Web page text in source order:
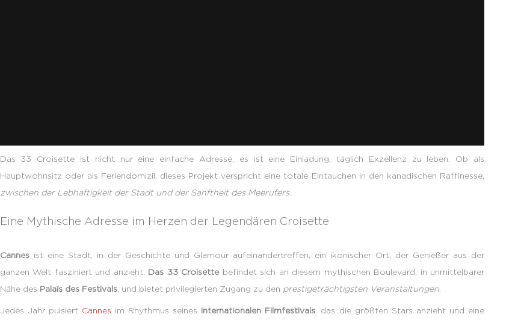
Das 33 Croisette ist nicht nur eine einfache Adresse, es ist eine Einladung, täglich Exzellenz zu leben. Ob als
Hauptwohnsitz oder als Feriendomizil, dieses Projekt verspricht eine totale Eintauchen in den kanadischen Raffinesse,
zwischen der Lebhaftigkeit der Stadt und der Sanftheit des Meerufers.
Eine Mythische Adresse im Herzen der Legendären Croisette
Cannesist eine Stadt, in der Geschichte und Glamour aufeinandertreffen, ein ikonischer Ort, der Genießer aus der
ganzen Welt fasziniert und anzieht. Das 33 Croisette befindet sich an diesem mythischen Boulevard, in unmittelbarer
Nähe des Palaïs des Festivals, und bietet privilegierten Zugang zu den prestigeträchtigsten Veranstaltungen.
Jedes Jahr pulsiert Cannes im Rhythmus seines internationalen Filmfestivals , das die größten Stars anzieht und eine